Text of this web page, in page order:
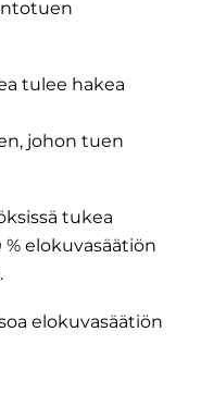
tulee hakea
johon tuen
tukea
elokuvasäätiön
elokuvasäätiön